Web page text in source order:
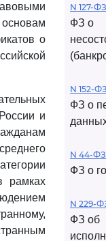
основам
о
и
рамках
N 127-
ФЗ о
N 152-
ФЗ о
N 44-ФЗ
ФЗ о
N 229-
ФЗ об